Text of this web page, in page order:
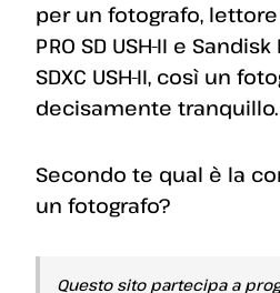
per un fotografo,
PRO SD USH-II e
SDXC USH-II, così un
decisamente tranquillo.
Secondo te qual è la
un fotografo?
Questo sito partecipa a